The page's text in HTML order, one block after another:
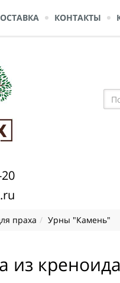
КОНТАКТЫ
праха Урны "Камень"
из